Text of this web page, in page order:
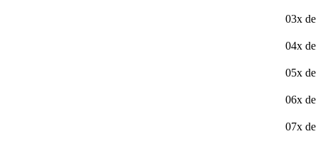
03x de
04x de
05x de
06x de
07x de